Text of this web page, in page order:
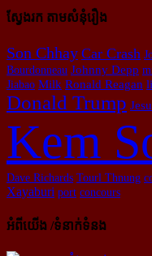
ស្វែងរក តាមសំនុំរឿង
Son Chhay Car Crash
Bourdonneau Johnny Depp
Jiabao Milk Ronald Reagan
Donald Trump
Kem
Dave Richards Tourl Thnung
Xayaburi port concours
អំពីយើង /ទំនាក់ទំនង